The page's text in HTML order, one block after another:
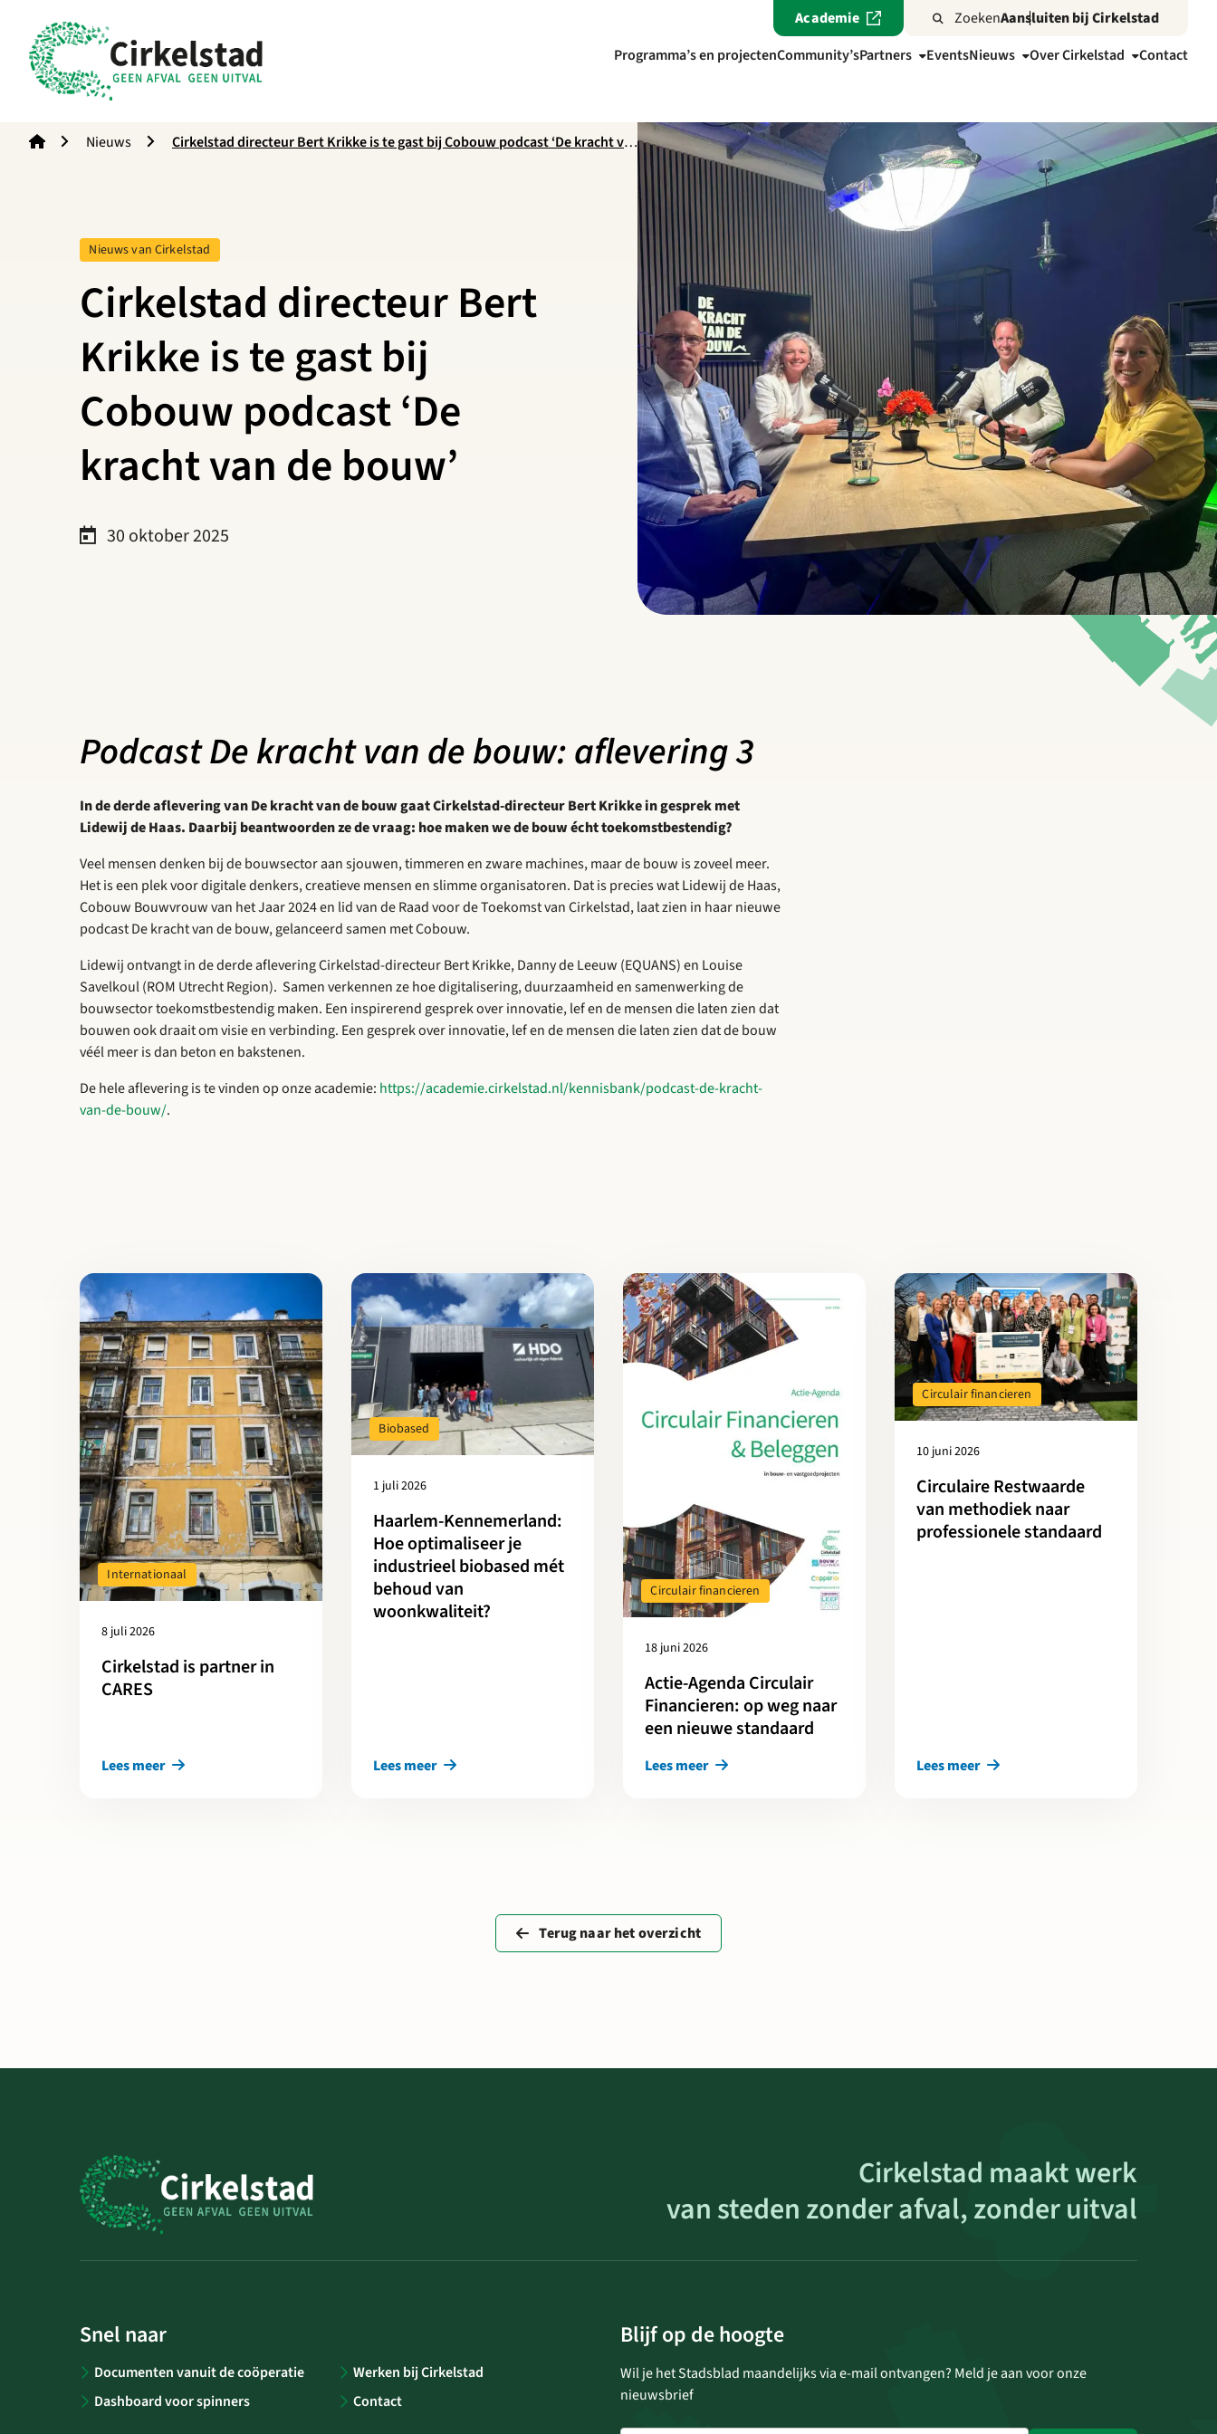
Academie ZoekenAansluiten bij Cirkelstad
Programma’s en projectenCommunity’sPartners EventsNieuws Over Cirkelstad Contact
Nieuws
Cirkelstad directeur Bert Krikke is te gast bij Cobouw podcast ‘De kracht van
Cirkelstad directeur Bert
Krikke is te gast bij
Cobouw podcast ‘De
kracht van de bouw’
Tag:
Nieuws van Cirkelstad
30 oktober 2025
Podcast De kracht van de bouw: aflevering 3
In de derde aflevering van De kracht van de bouw gaat Cirkelstad-directeur Bert Krikke in gesprek met
Lidewij de Haas. Daarbij beantwoorden ze de vraag: hoe maken we de bouw écht toekomstbestendig?
Veel mensen denken bij de bouwsector aan sjouwen, timmeren en zware machines, maar de bouw is zoveel meer.
Het is een plek voor digitale denkers, creatieve mensen en slimme organisatoren. Dat is precies wat Lidewij de Haas,
Cobouw Bouwvrouw van het Jaar 2024 en lid van de Raad voor de Toekomst van Cirkelstad, laat zien in haar nieuwe
podcast De kracht van de bouw, gelanceerd samen met Cobouw.
Lidewij ontvangt in de derde aflevering Cirkelstad-directeur Bert Krikke, Danny de Leeuw (EQUANS) en Louise
Savelkoul (ROM Utrecht Region). Samen verkennen ze hoe digitalisering, duurzaamheid en samenwerking de
bouwsector toekomstbestendig maken. Een inspirerend gesprek over innovatie, lef en de mensen die laten zien dat
bouwen ook draait om visie en verbinding. Een gesprek over innovatie, lef en de mensen die laten zien dat de bouw
véél meer is dan beton en bakstenen.
De hele aflevering is te vinden op onze academie: https://academie.cirkelstad.nl/kennisbank/podcast-de-kracht-
van-de-bouw/.
8 juli 2026
Cirkelstad is partner in
CARES
Internationaal
Lees meer
Lees meer over Cirkelstad is partner in CARES
1 juli 2026
Haarlem-Kennemerland:
Hoe optimaliseer je
industrieel biobased mét
behoud van
woonkwaliteit?
Biobased
Lees meer
Lees meer over Haarlem-Kennemerland: Hoe optimaliseer je industrieel biobased mét behoud van woonkwaliteit?
18 juni 2026
Actie-Agenda Circulair
Financieren: op weg naar
een nieuwe standaard
Circulair financieren
Lees meer
Lees meer over Actie-Agenda Circulair Financieren: op weg naar een nieuwe standaard
10 juni 2026
Circulaire Restwaarde
van methodiek naar
professionele standaard
Circulair financieren
Lees meer
Lees meer over Circulaire Restwaarde van
Terug naar het overzicht
Cirkelstad maakt werk
van steden zonder afval, zonder uitval
Snel naar
Documenten vanuit de coöperatie
Werken bij Cirkelstad
Dashboard voor spinners
Contact
Blijf op de hoogte
Wil je het Stadsblad maandelijks via e-mail ontvangen? Meld je aan voor onze
nieuwsbrief